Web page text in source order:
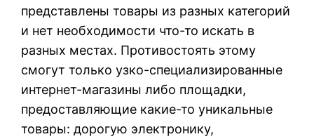
представлены товары из разных категорий
и нет необходимости что-то искать в
разных местах. Противостоять этому
смогут только узко-специализированные
интернет-магазины либо площадки,
предоставляющие какие-то уникальные
товары: дорогую электронику,